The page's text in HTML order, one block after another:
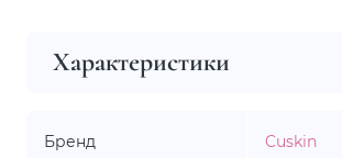
Характеристики
Бренд Cuskin